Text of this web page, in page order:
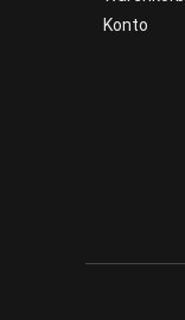
Konto